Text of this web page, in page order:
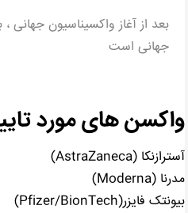
بعد از آغاز واکسیناسیون
جهانی است
واکسن های مورد
آسترازنکا (AstraZaneca)
مدرنا (Moderna)
بیونتک فایزر(Pfizer/BionTech)